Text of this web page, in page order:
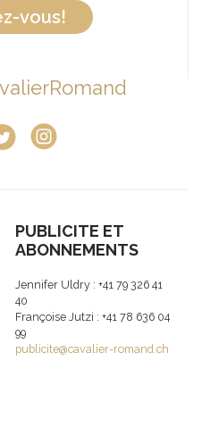
vous!
PUBLICITE ET
ABONNEMENTS
Jennifer Uldry : +41 79 326 41
40
Françoise Jutzi : +41 78 636 04
99
publicite@cavalier-romand.ch